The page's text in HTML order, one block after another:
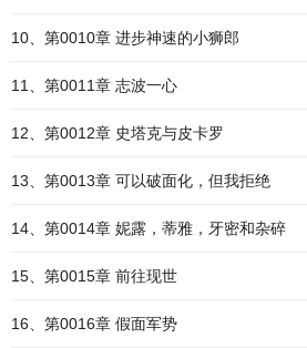
10、第0010章 进步神速的小狮郎
11、第0011章 志波一心
12、第0012章 史塔克与皮卡罗
13、第0013章 可以破面化，但我拒绝
14、第0014章 妮露，蒂雅，牙密和杂碎
15、第0015章 前往现世
16、第0016章 假面军势